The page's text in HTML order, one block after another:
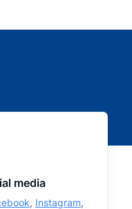
media
, Instagram,